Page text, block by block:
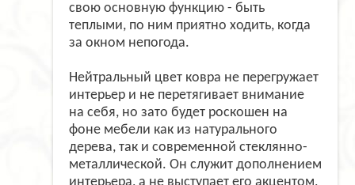
свою основную функцию - быть
теплыми, по ним приятно ходить, когда
за окном непогода.
Нейтральный цвет ковра не перегружает
интерьер и не перетягивает внимание
на себя, но зато будет роскошен на
фоне мебели как из натурального
дерева, так и современной стеклянно-
металлической. Он служит дополнением